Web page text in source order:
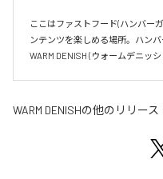
ここはファストフード(ハンバー
ンテンツを楽しめる場所。ハン
WARM DENISH (ウォームデニッシ
WARM DENISHの他のリリース